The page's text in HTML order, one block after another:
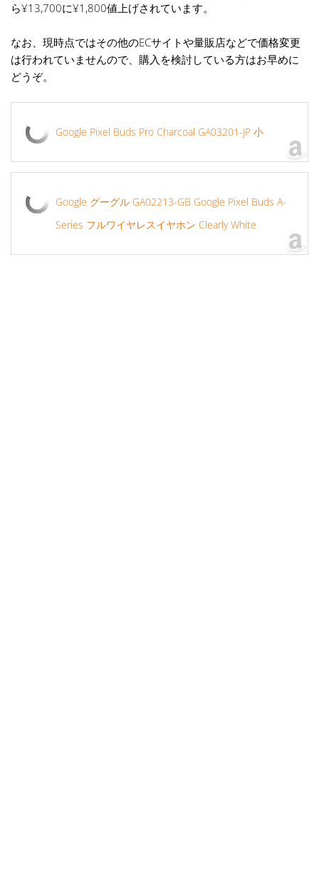
ら¥13,700に¥1,800値上げされています。
なお、現時点ではその他のECサイトや量販店などで価格変更
は行われていませんので、購入を検討している方はお早めに
どうぞ。
Google Pixel Buds Pro Charcoal GA03201-JP 小
Google グーグル GA02213-GB Google Pixel Buds A-
Series フルワイヤレスイヤホン Clearly White